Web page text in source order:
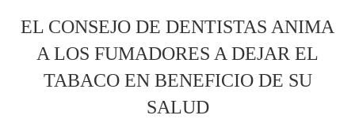
EL CONSEJO DE DENTISTAS ANIMA
A LOS FUMADORES A DEJAR EL
TABACO EN BENEFICIO DE SU
SALUD